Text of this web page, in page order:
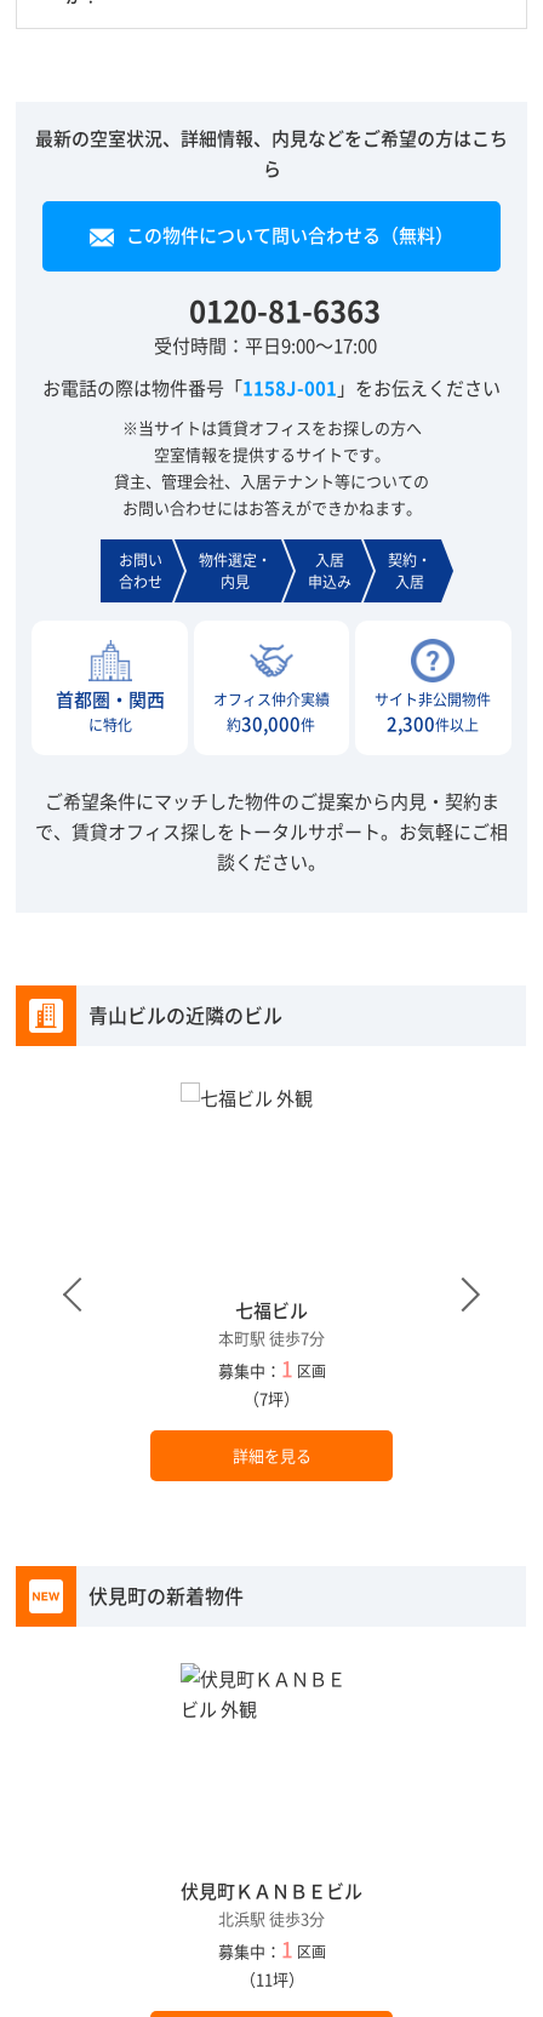
最新の空室状況、詳細情報、内見などをご希望の方はこち
ら
この物件について問い合わせる（無料）
0120-81-6363
受付時間：平日9:00～17:00
お電話の際は物件番号「1158J-001 」をお伝えください
※当サイトは賃貸オフィスをお探しの方へ
空室情報を提供するサイトです。
貸主、管理会社、入居テナント等についての
お問い合わせにはお答えができかねます。
お問い
合わせ
物件選定・
内見
入居
申込み
契約・
入居
首都圏・関西
に特化
オフィス仲介実績
約30,000件
サイト非公開物件
2,300件以上
ご希望条件にマッチした物件のご提案から内見・契約ま
で、賃貸オフィス探しをトータルサポート。 お気軽にご相
談ください。
青山ビルの近隣のビル
七福ビル
本町駅 徒歩7分
募集中： 1 区画
（7坪）
詳細を見る
伏見町の新着物件
伏見町ＫＡＮＢＥビル
北浜駅 徒歩3分
募集中： 1 区画
（11坪）